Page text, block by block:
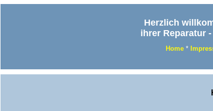
Herzlich
ihrer Reparatur
Home *